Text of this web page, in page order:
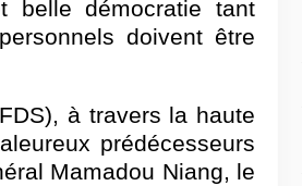
belle démocratie tant
doivent être
à travers la haute
prédécesseurs
Mamadou Niang, le